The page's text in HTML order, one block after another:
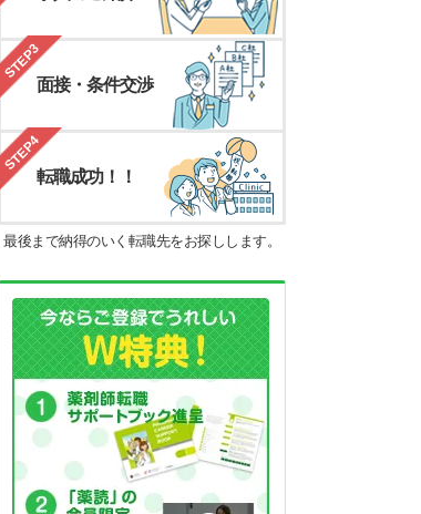
STEP3
面接・条件交渉
STEP4
転職成功！！
最後まで納得のいく転職先をお探しします。